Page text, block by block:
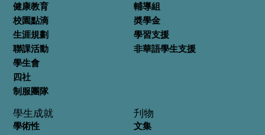
健康教育
校園點滴
生涯規劃
聯課活動
學生會
四社
制服團隊
輔導組
奬學金
學習支援
非華語學生支援
學生成就
學術性
刋物
文集